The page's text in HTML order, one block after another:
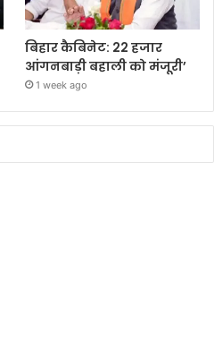
बिहार कैबिनेट: 22 हजार
आंगनबाड़ी बहाली को मंजूरी’
1 week ago